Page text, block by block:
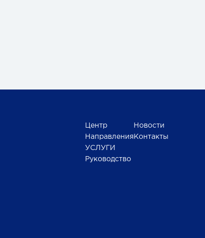
Центр
Направления
УСЛУГИ
Руководство
Новости
Контакты